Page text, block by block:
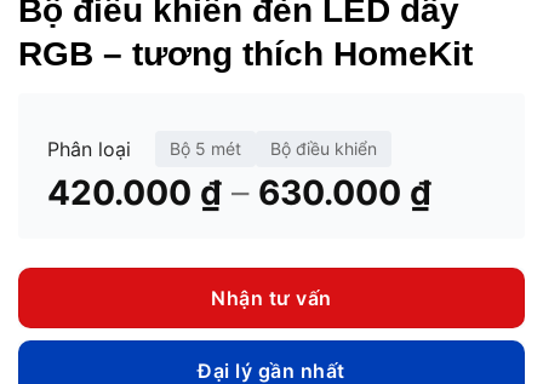
Bộ điều khiển đèn LED dây
RGB – tương thích HomeKit
Phân loại Bộ 5 mét Bộ điều khiển
420.000 ₫ – 630.000 ₫
từ
đến
Nhận tư vấn
Đại lý gần nhất